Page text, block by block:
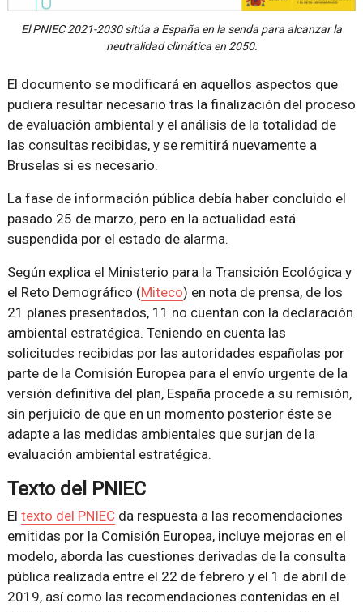
El PNIEC 2021-2030 sitúa a España en la senda para alcanzar la
neutralidad climática en 2050.
El documento se modificará en aquellos aspectos que
pudiera resultar necesario tras la finalización del proceso
de evaluación ambiental y el análisis de la totalidad de
las consultas recibidas, y se remitirá nuevamente a
Bruselas si es necesario.
La fase de información pública debía haber concluido el
pasado 25 de marzo, pero en la actualidad está
suspendida por el estado de alarma.
Según explica el Ministerio para la Transición Ecológica y
el Reto Demográfico (Miteco) en nota de prensa, de los
21 planes presentados, 11 no cuentan con la declaración
ambiental estratégica. Teniendo en cuenta las
solicitudes recibidas por las autoridades españolas por
parte de la Comisión Europea para el envío urgente de la
versión definitiva del plan, España procede a su remisión,
sin perjuicio de que en un momento posterior éste se
adapte a las medidas ambientales que surjan de la
evaluación ambiental estratégica.
Texto del PNIEC
El texto del PNIEC da respuesta a las recomendaciones
emitidas por la Comisión Europea, incluye mejoras en el
modelo, aborda las cuestiones derivadas de la consulta
pública realizada entre el 22 de febrero y el 1 de abril de
2019, así como las recomendaciones contenidas en el